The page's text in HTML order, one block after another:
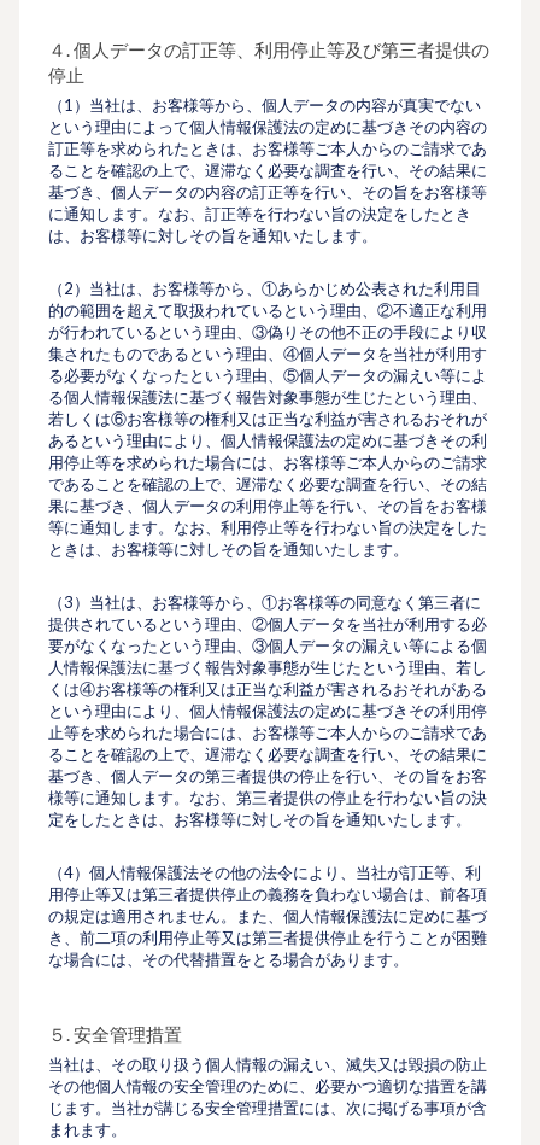
４. 個人データの訂正等、利用停止等及び第三者提供の
停止
（1）当社は、お客様等から、個人データの内容が真実でない
という理由によって個人情報保護法の定めに基づきその内容の
訂正等を求められたときは、お客様等ご本人からのご請求であ
ることを確認の上で、遅滞なく必要な調査を行い、その結果に
基づき、個人データの内容の訂正等を行い、その旨をお客様等
に通知します。なお、訂正等を行わない旨の決定をしたとき
は、お客様等に対しその旨を通知いたします。
（2）当社は、お客様等から、①あらかじめ公表された利用目
的の範囲を超えて取扱われているという理由、②不適正な利用
が行われているという理由、③偽りその他不正の手段により収
集されたものであるという理由、④個人データを当社が利用す
る必要がなくなったという理由、⑤個人データの漏えい等によ
る個人情報保護法に基づく報告対象事態が生じたという理由、
若しくは⑥お客様等の権利又は正当な利益が害されるおそれが
あるという理由により、個人情報保護法の定めに基づきその利
用停止等を求められた場合には、お客様等ご本人からのご請求
であることを確認の上で、遅滞なく必要な調査を行い、その結
果に基づき、個人データの利用停止等を行い、その旨をお客様
等に通知します。なお、利用停止等を行わない旨の決定をした
ときは、お客様等に対しその旨を通知いたします。
（3）当社は、お客様等から、①お客様等の同意なく第三者に
提供されているという理由、②個人データを当社が利用する必
要がなくなったという理由、③個人データの漏えい等による個
人情報保護法に基づく報告対象事態が生じたという理由、若し
くは④お客様等の権利又は正当な利益が害されるおそれがある
という理由により、個人情報保護法の定めに基づきその利用停
止等を求められた場合には、お客様等ご本人からのご請求であ
ることを確認の上で、遅滞なく必要な調査を行い、その結果に
基づき、個人データの第三者提供の停止を行い、その旨をお客
様等に通知します。なお、第三者提供の停止を行わない旨の決
定をしたときは、お客様等に対しその旨を通知いたします。
（4）個人情報保護法その他の法令により、当社が訂正等、利
用停止等又は第三者提供停止の義務を負わない場合は、前各項
の規定は適用されません。また、個人情報保護法に定めに基づ
き、前二項の利用停止等又は第三者提供停止を行うことが困難
な場合には、その代替措置をとる場合があります。
５. 安全管理措置
当社は、その取り扱う個人情報の漏えい、滅失又は毀損の防止
その他個人情報の安全管理のために、必要かつ適切な措置を講
じます。当社が講じる安全管理措置には、次に掲げる事項が含
まれます。